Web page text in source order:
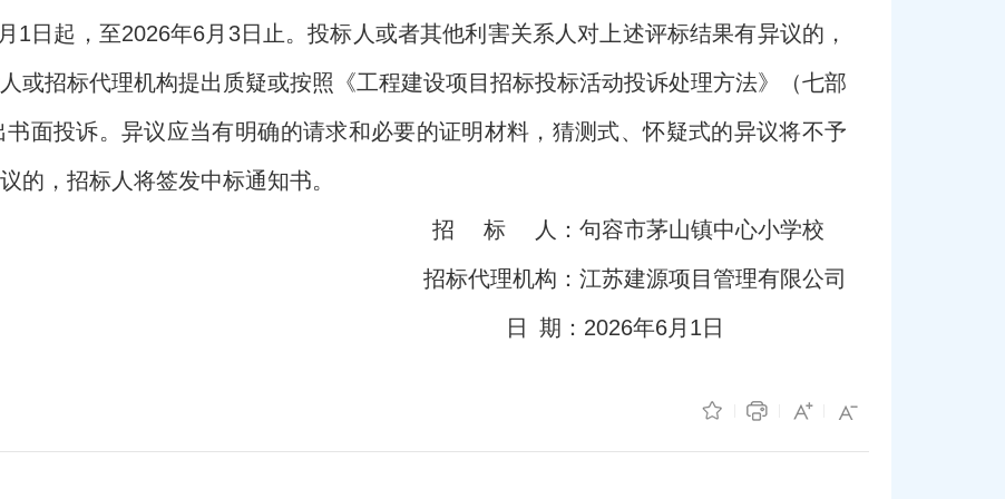
1日起，至2026年6月3日止。投标人或者其他利害关系人对上述评标结果有异议的，
或招标代理机构提出质疑或按照《工程建设项目招标投标活动投诉处理方法》（七部
面投诉。异议应当有明确的请求和必要的证明材料，猜测式、怀疑式的异议将不予
的，招标人将签发中标通知书。
招 标 人：句容市茅山镇中心小学校
招标代理机构：江苏建源项目管理有限公司
日 期：2026年6月1日